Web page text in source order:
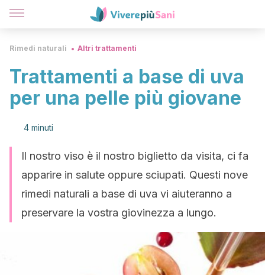
Rimedi naturali Altri trattamenti
Trattamenti a base di uva
per una pelle più giovane
4 minuti
Il nostro viso è il nostro biglietto da visita, ci fa
apparire in salute oppure sciupati. Questi nove
rimedi naturali a base di uva vi aiuteranno a
preservare la vostra giovinezza a lungo.